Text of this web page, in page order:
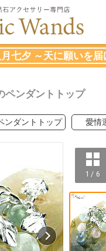
七夕 ～天に願いを届
ペンダントトップ
ンダントトップ 愛情
1 / 6